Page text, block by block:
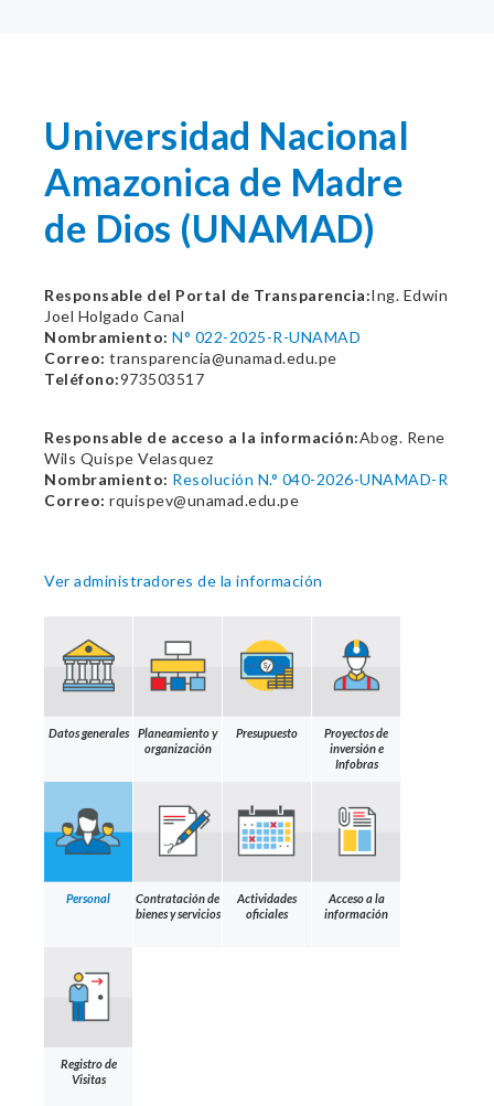
Universidad Nacional
Amazonica de Madre
de Dios (UNAMAD)
Responsable del Portal de Transparencia:Ing. Edwin
Joel Holgado Canal
Nombramiento: N° 022-2025-R-UNAMAD
Correo: transparencia@unamad.edu.pe
Teléfono:973503517
Responsable de acceso a la información:Abog. Rene
Wils Quispe Velasquez
Nombramiento: Resolución N.° 040-2026-UNAMAD-R
Correo: rquispev@unamad.edu.pe
Ver administradores de la información
Datos generales
Planeamiento y
organización
Presupuesto
Proyectos de
inversión e
Infobras
Personal
Contratación de
bienes y servicios
Actividades
oficiales
Acceso a la
información
Registro de
Visitas